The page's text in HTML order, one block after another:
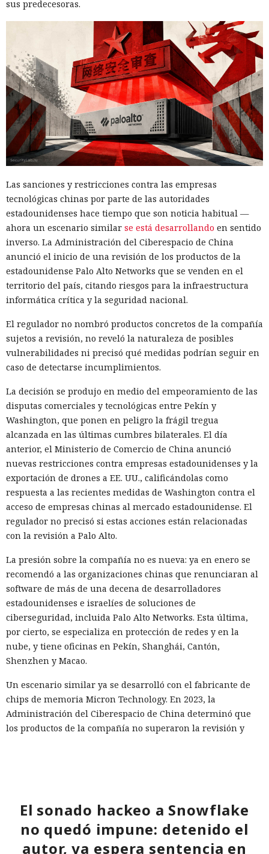
sus predecesoras.
Las sanciones y restricciones contra las empresas
tecnológicas chinas por parte de las autoridades
estadounidenses hace tiempo que son noticia habitual —
ahora un escenario similar se está desarrollando en sentido
inverso. La Administración del Ciberespacio de China
anunció el inicio de una revisión de los productos de la
estadounidense Palo Alto Networks que se venden en el
territorio del país, citando riesgos para la infraestructura
informática crítica y la seguridad nacional.
El regulador no nombró productos concretos de la compañía
sujetos a revisión, no reveló la naturaleza de posibles
vulnerabilidades ni precisó qué medidas podrían seguir en
caso de detectarse incumplimientos.
La decisión se produjo en medio del empeoramiento de las
disputas comerciales y tecnológicas entre Pekín y
Washington, que ponen en peligro la frágil tregua
alcanzada en las últimas cumbres bilaterales. El día
anterior, el Ministerio de Comercio de China anunció
nuevas restricciones contra empresas estadounidenses y la
exportación de drones a EE. UU., calificándolas como
respuesta a las recientes medidas de Washington contra el
acceso de empresas chinas al mercado estadounidense. El
regulador no precisó si estas acciones están relacionadas
con la revisión a Palo Alto.
La presión sobre la compañía no es nueva: ya en enero se
recomendó a las organizaciones chinas que renunciaran al
software de más de una decena de desarrolladores
estadounidenses e israelíes de soluciones de
ciberseguridad, incluida Palo Alto Networks. Esta última,
por cierto, se especializa en protección de redes y en la
nube, y tiene oficinas en Pekín, Shanghái, Cantón,
Shenzhen y Macao.
Un escenario similar ya se desarrolló con el fabricante de
chips de memoria Micron Technology. En 2023, la
Administración del Ciberespacio de China determinó que
los productos de la compañía no superaron la revisión y
y móvil.
Así, el enfrentamiento tecnológico entre ambos países hace
El sonado hackeo a Snowflake
no quedó impune: detenido el
autor, ya espera sentencia en